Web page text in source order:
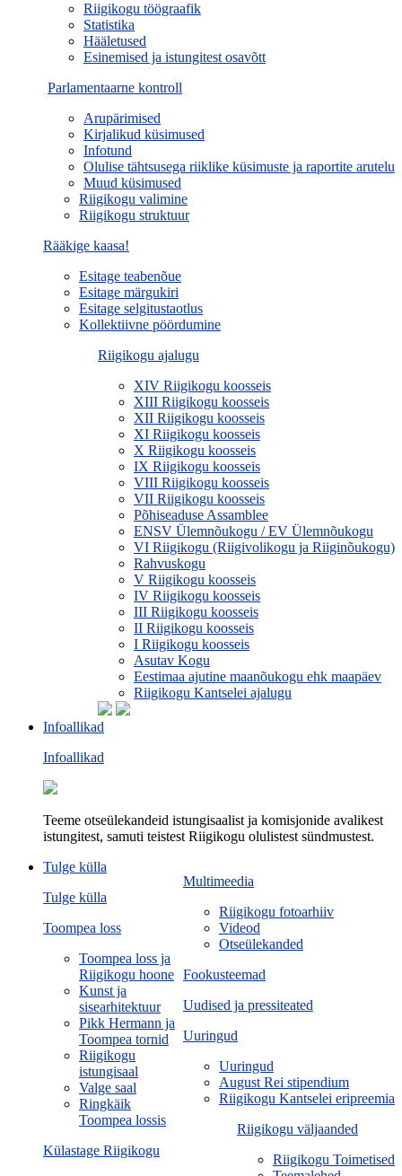
Riigikogu töögraafik
Statistika
Hääletused
Esinemised ja istungitest osavõtt
Parlamentaarne kontroll
Arupärimised
Kirjalikud küsimused
Infotund
Olulise tähtsusega riiklike küsimuste ja raportite arutelu
Muud küsimused
Riigikogu valimine
Riigikogu struktuur
Rääkige kaasa!
Esitage teabenõue
Esitage märgukiri
Esitage selgitustaotlus
Kollektiivne pöördumine
Riigikogu ajalugu
XIV Riigikogu koosseis
XIII Riigikogu koosseis
XII Riigikogu koosseis
XI Riigikogu koosseis
X Riigikogu koosseis
IX Riigikogu koosseis
VIII Riigikogu koosseis
VII Riigikogu koosseis
Põhiseaduse Assamblee
ENSV Ülemnõukogu / EV Ülemnõukogu
VI Riigikogu (Riigivolikogu ja Riiginõukogu)
Rahvuskogu
V Riigikogu koosseis
IV Riigikogu koosseis
III Riigikogu koosseis
II Riigikogu koosseis
I Riigikogu koosseis
Asutav Kogu
Eestimaa ajutine maanõukogu ehk maapäev
Riigikogu Kantselei ajalugu
Infoallikad
Infoallikad
Teeme otseülekandeid istungisaalist ja komisjonide avalikest
istungitest, samuti teistest Riigikogu olulistest sündmustest.
Multimeedia
Riigikogu fotoarhiiv
Videod
Otseülekanded
Fookusteemad
Uudised ja pressiteated
Uuringud
Uuringud
August Rei stipendium
Riigikogu Kantselei eripreemia
Riigikogu väljaanded
Riigikogu Toimetised
Tulge külla
Tulge külla
Toompea loss
Toompea loss ja
Riigikogu hoone
Kunst ja
sisearhitektuur
Pikk Hermann ja
Toompea tornid
Riigikogu
istungisaal
Valge saal
Ringkäik
Toompea lossis
Külastage Riigikogu